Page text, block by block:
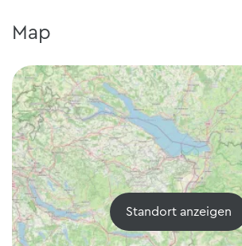
Map
Standort anzeigen